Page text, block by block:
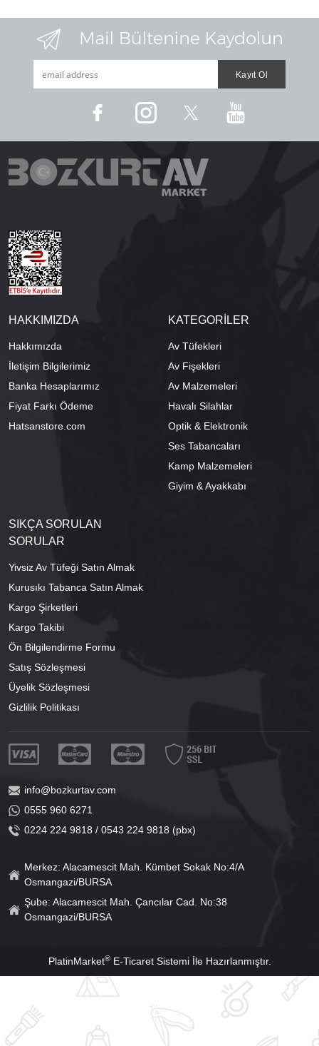
HAKKIMIZDA
Hakkımızda
İletişim Bilgilerimiz
Banka Hesaplarımız
Fiyat Farkı Ödeme
Hatsanstore.com
KATEGORİLER
Av Tüfekleri
Av Fişekleri
Av Malzemeleri
Havalı Silahlar
Optik & Elektronik
Ses Tabancaları
Kamp Malzemeleri
Giyim & Ayakkabı
SIKÇA SORULAN
SORULAR
Yivsiz Av Tüfeği Satın Almak
Kurusıkı Tabanca Satın Almak
Kargo Şirketleri
Kargo Takibi
Ön Bilgilendirme Formu
Satış Sözleşmesi
Üyelik Sözleşmesi
Gizlilik Politikası
info@bozkurtav.com
0555 960 6271
0224 224 9818 / 0543 224 9818 (pbx)
Merkez: Alacamescit Mah. Kümbet Sokak No:4/A
Osmangazi/BURSA
Şube: Alacamescit Mah. Çancılar Cad. No:38
Osmangazi/BURSA
PlatinMarket®E-Ticaret Sistemiİle Hazırlanmıştır.